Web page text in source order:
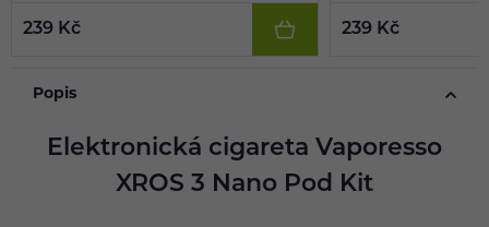
239 Kč 239 Kč
Popis
Elektronická cigareta Vaporesso
XROS 3 Nano Pod Kit